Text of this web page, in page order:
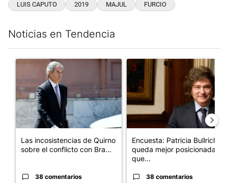
LUIS CAPUTO 2019 MAJUL FURCIO
Noticias en Tendencia
Un artículo de tendencia con el título "Las incosistencias de
Las incosistencias de Quirno
sobre el conflicto con Bra...
38 comentarios
Un artículo de tendencia con
Encuesta: Patricia Bullrich
queda mejor posicionada
que...
38 comentarios